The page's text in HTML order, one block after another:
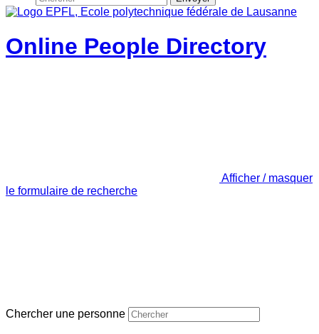
Online People Directory
Afficher / masquer
le formulaire de recherche
Chercher une personne